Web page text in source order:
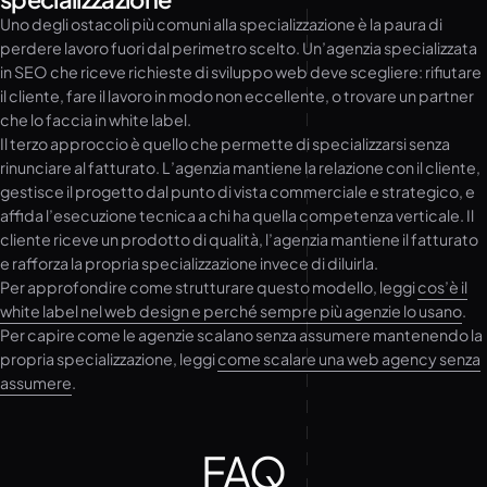
Uno degli ostacoli più comuni alla specializzazione è la paura di
perdere lavoro fuori dal perimetro scelto. Un’agenzia specializzata
in SEO che riceve richieste di sviluppo web deve scegliere: rifiutare
il cliente, fare il lavoro in modo non eccellente, o trovare un partner
che lo faccia in white label.
Il terzo approccio è quello che permette di specializzarsi senza
rinunciare al fatturato. L’agenzia mantiene la relazione con il cliente,
gestisce il progetto dal punto di vista commerciale e strategico, e
affida l’esecuzione tecnica a chi ha quella competenza verticale. Il
cliente riceve un prodotto di qualità, l’agenzia mantiene il fatturato
e rafforza la propria specializzazione invece di diluirla.
Per approfondire come strutturare questo modello, leggicos’è il
white label nel web design e perché sempre più agenzie lo usano.
Per capire come le agenzie scalano senza assumere mantenendo la
propria specializzazione, leggicome scalare una web agency senza
assumere.
FAQ